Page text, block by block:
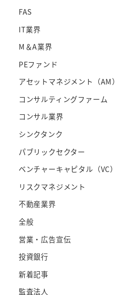
FAS
IT業界
M＆A業界
PEファンド
アセットマネジメント（AM）
コンサルティングファーム
コンサル業界
シンクタンク
パブリックセクター
ベンチャーキャピタル（VC）
リスクマネジメント
不動産業界
全般
営業・広告宣伝
投資銀行
新着記事
監査法人